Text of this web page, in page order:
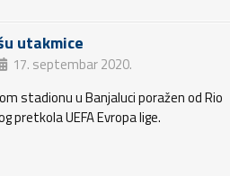
utakmice
17. septembar 2020.
stadionu u Banjaluci poražen od Rio
pretkola UEFA Evropa lige.